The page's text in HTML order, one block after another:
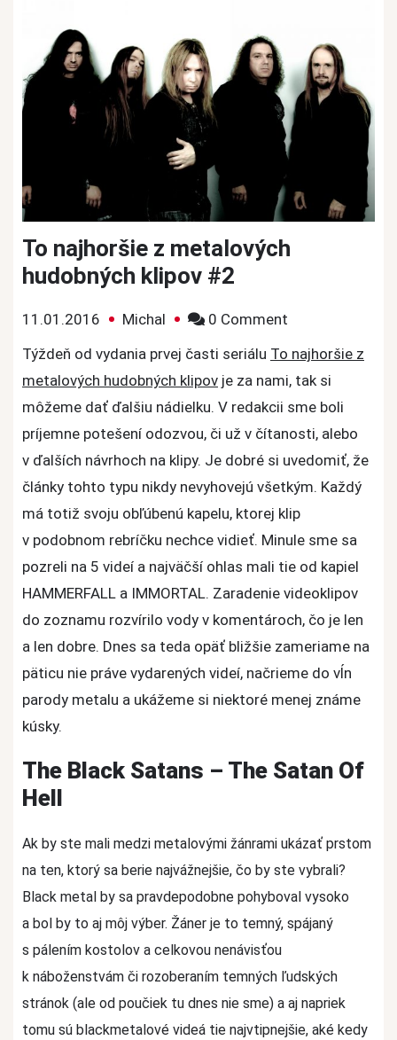
To najhoršie z metalových
hudobných klipov #2
11.01.2016 Michal 0 Comment
najhoršie
z
metalových
hudobných
klipov
#2
Týždeň od vydania prvej časti seriálu To najhoršie z
metalových hudobných klipov je za nami, tak si
môžeme dať ďalšiu nádielku. V redakcii sme boli
príjemne potešení odozvou, či už v čítanosti, alebo
v ďalších návrhoch na klipy. Je dobré si uvedomiť, že
články tohto typu nikdy nevyhovejú všetkým. Každý
má totiž svoju obľúbenú kapelu, ktorej klip
v podobnom rebríčku nechce vidieť. Minule sme sa
pozreli na 5 videí a najväčší ohlas mali tie od kapiel
HAMMERFALL a IMMORTAL. Zaradenie videoklipov
do zoznamu rozvírilo vody v komentároch, čo je len
a len dobre. Dnes sa teda opäť bližšie zameriame na
päticu nie práve vydarených videí, načrieme do vĺn
parody metalu a ukážeme si niektoré menej známe
kúsky.
The Black Satans – The Satan Of
Hell
Ak by ste mali medzi metalovými žánrami ukázať prstom
na ten, ktorý sa berie najvážnejšie, čo by ste vybrali?
Black metal by sa pravdepodobne pohyboval vysoko
a bol by to aj môj výber. Žáner je to temný, spájaný
s pálením kostolov a celkovou nenávisťou
k náboženstvám či rozoberaním temných ľudských
stránok (ale od poučiek tu dnes nie sme) a aj napriek
tomu sú blackmetalové videá tie najvtipnejšie, aké kedy